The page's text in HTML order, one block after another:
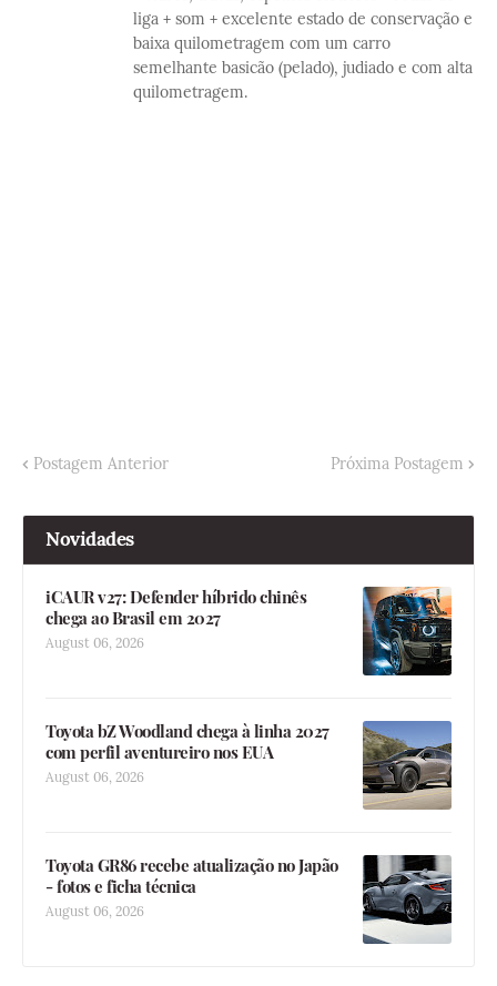
liga + som + excelente estado de conservação e
baixa quilometragem com um carro
semelhante basicão (pelado), judiado e com alta
quilometragem.
Postagem Anterior Próxima Postagem
Novidades
iCAUR v27: Defender híbrido chinês
chega ao Brasil em 2027
August 06, 2026
Toyota bZ Woodland chega à linha 2027
com perfil aventureiro nos EUA
August 06, 2026
Toyota GR86 recebe atualização no Japão
- fotos e ficha técnica
August 06, 2026